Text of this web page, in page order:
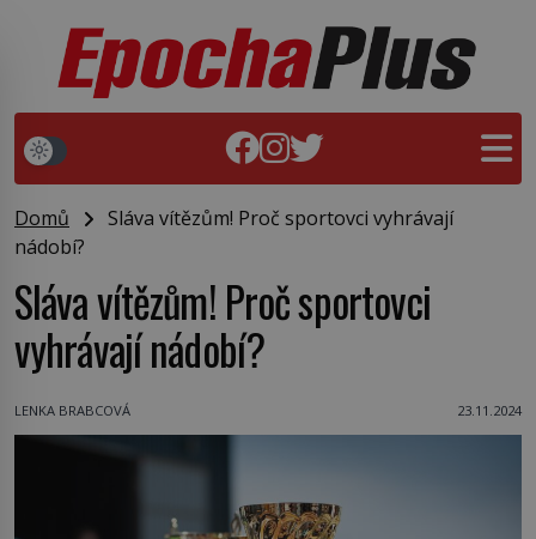
Domů
Sláva vítězům! Proč sportovci vyhrávají
nádobí?
Sláva vítězům! Proč sportovci
vyhrávají nádobí?
LENKA BRABCOVÁ 23.11.2024